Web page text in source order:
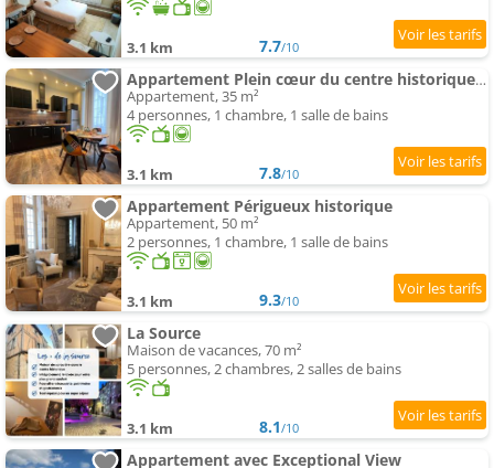
3.1 km 7.7/10
Appartement Plein cœur du centre historique de Perigueux .
Appartement, 35 m²
4 personnes, 1 chambre, 1 salle de bains
3.1 km 7.8/10
Appartement Périgueux historique
Appartement, 50 m²
2 personnes, 1 chambre, 1 salle de bains
3.1 km 9.3/10
La Source
Maison de vacances, 70 m²
5 personnes, 2 chambres, 2 salles de bains
3.1 km 8.1/10
Appartement avec Exceptional View